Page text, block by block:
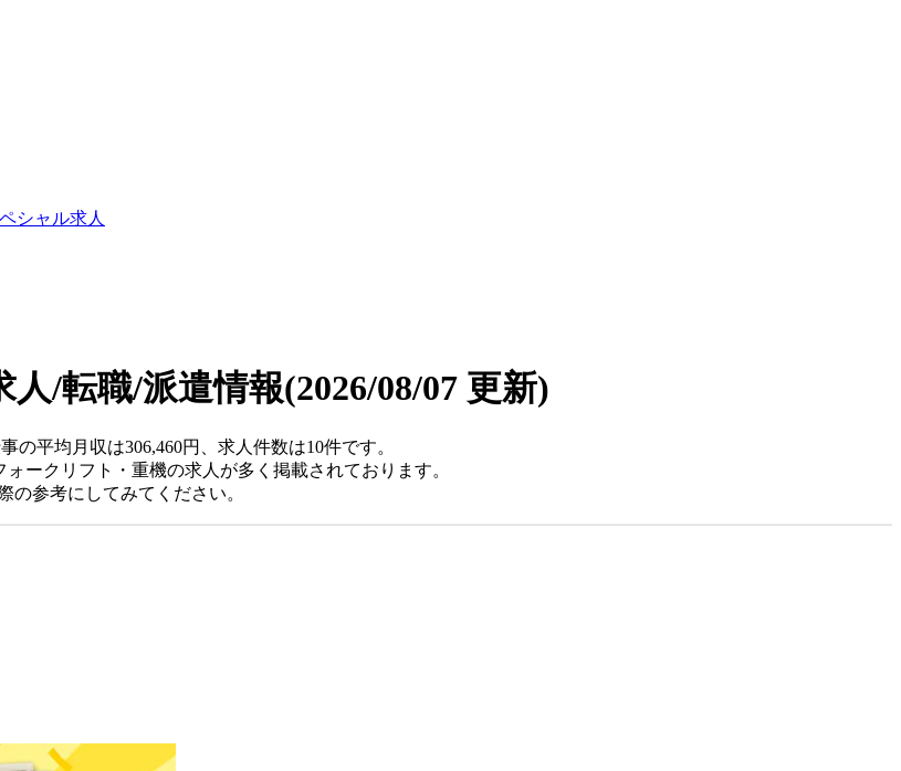
シャル求人
人/転職/派遣情報(2026/08/07 更新)
平均月収は306,460円、求人件数は10件です。
ークリフト・重機の求人が多く掲載されております。
参考にしてみてください。